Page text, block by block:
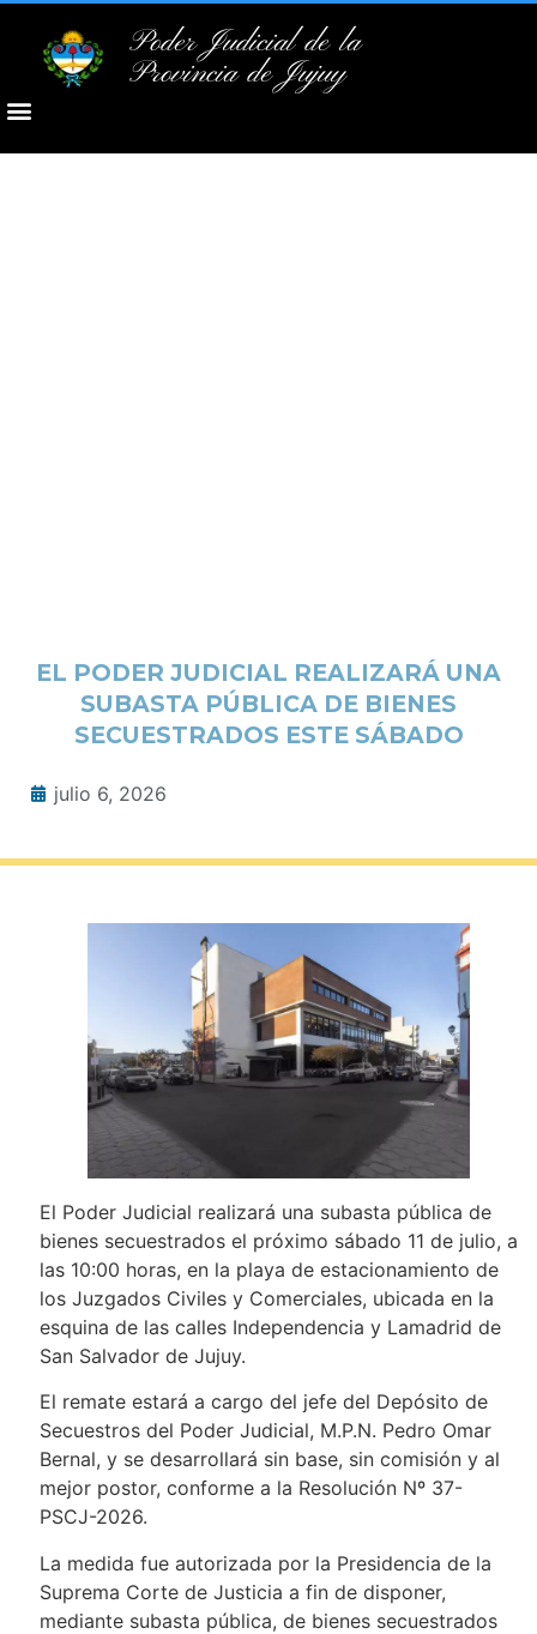
Poder Judicial de la
Provincia de Jujuy
EL PODER JUDICIAL REALIZARÁ UNA
SUBASTA PÚBLICA DE BIENES
SECUESTRADOS ESTE SÁBADO
julio 6, 2026
El Poder Judicial realizará una subasta pública de
bienes secuestrados el próximo sábado 11 de julio, a
las 10:00 horas, en la playa de estacionamiento de
los Juzgados Civiles y Comerciales, ubicada en la
esquina de las calles Independencia y Lamadrid de
San Salvador de Jujuy.
El remate estará a cargo del jefe del Depósito de
Secuestros del Poder Judicial, M.P.N. Pedro Omar
Bernal, y se desarrollará sin base, sin comisión y al
mejor postor, conforme a la Resolución Nº 37-
PSCJ-2026.
La medida fue autorizada por la Presidencia de la
Suprema Corte de Justicia a fin de disponer,
mediante subasta pública, de bienes secuestrados